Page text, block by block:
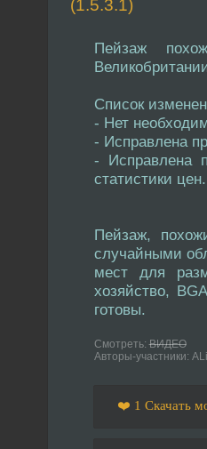
(1.5.3.1)
Пейзаж
Список
- Нет
- Исправлена
- Исправлена
статистики цен.
Пейзаж,
случайными
мест для
хозяйство,
готовы.
Смотреть: ВИДЕО
Авторы-участники:
❤️ 1 Скачать